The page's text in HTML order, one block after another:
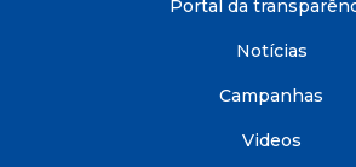
Portal da
Notícias
Campanhas
Videos